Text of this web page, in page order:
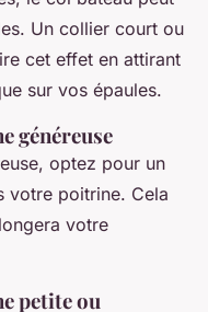
Un collier court ou
cet effet en attirant
sur vos épaules.
généreuse
optez pour un
votre poitrine. Cela
votre
petite ou